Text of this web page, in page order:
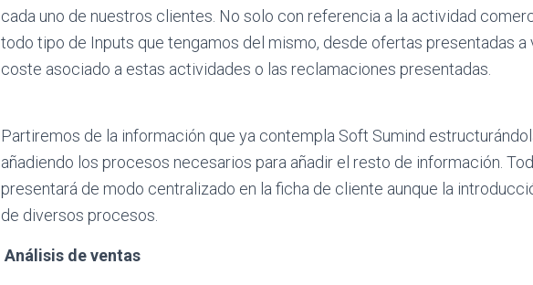
cada uno de nuestros clientes. No solo con referencia a la actividad
todo tipo de Inputs que tengamos del mismo, desde ofertas presentadas a
coste asociado a estas actividades o las reclamaciones presentadas.
Partiremos de la información que ya contempla Soft Sumind
añadiendo los procesos necesarios para añadir el resto de información.
presentará de modo centralizado en la ficha de cliente aunque la
de diversos procesos.
Análisis de ventas